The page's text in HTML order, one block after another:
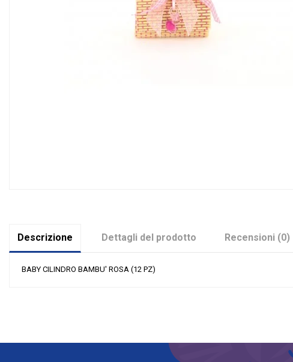
Descrizione Dettagli del prodotto Recensioni (0)
BABY CILINDRO BAMBU' ROSA (12 PZ)
Evento